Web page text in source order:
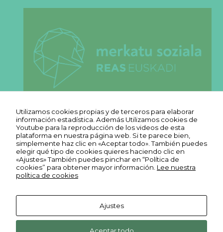
Ekonopolo. Polo de Economía
Social y Solidaria. Harrobia Plaza
Reas
Youtube
Aviso legal
Utilizamos cookies propias y de terceros para elaborar
información estadística. Además Utilizamos cookies de
Youtube para la reproducción de los videos de esta
plataforma en nuestra página web. Si te parece bien,
simplemente haz clic en «Aceptar todo». También puedes
elegir qué tipo de cookies quieres haciendo clic en
«Ajustes» También puedes pinchar en “Política de
cookies” para obtener mayor información. Lee nuestra
política de cookies
Ajustes